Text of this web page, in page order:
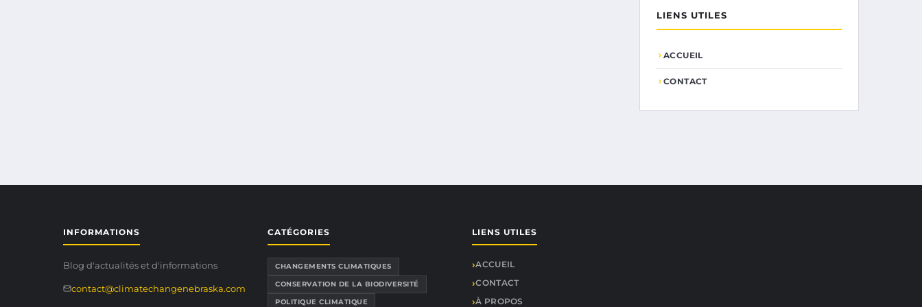
LIENS UTILES
ACCUEIL
CONTACT
INFORMATIONS
Blog d'actualités et d'informations
contact@climatechangenebraska.com
CATÉGORIES
CHANGEMENTS CLIMATIQUES
CONSERVATION DE LA BIODIVERSITÉ
POLITIQUE CLIMATIQUE
LIENS UTILES
ACCUEIL
CONTACT
À PROPOS